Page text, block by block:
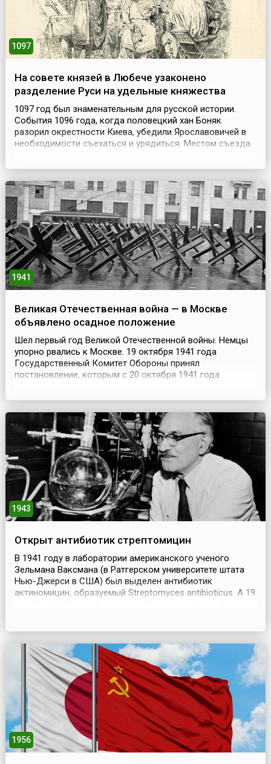
1097
На совете князей в Любече узаконено
разделение Руси на удельные княжества
1097 год был знаменательным для русской истории.
События 1096 года, когда половецкий хан Боняк
разорил окрестности Киева, убедили Ярославовичей в
необходимости съехаться и урядиться. Местом съезда
черниговских и смоленских земель. 19 октября 1097
Мономах, Святополк II, Давид Игоревич, их двоюродн...
1941
Великая Отечественная война — в Москве
объявлено осадное положение
Шел первый год Великой Отечественной войны. Немцы
упорно рвались к Москве. 19 октября 1941 года
Государственный Комитет Обороны принял
постановление, которым с 20 октября 1941 года
прилегающих к городу районах. Постановление, в
немедля привлекать к ответственности с передачей
суду военного трибунала, а пр...
1943
Открыт антибиотик стрептомицин
В 1941 году в лаборатории американского ученого
Зельмана Ваксмана (в Ратгерском университете штата
Нью-Джерси в США) был выделен антибиотик
актиномицин, образуемый Streptomyces antibioticus. А 19
1956